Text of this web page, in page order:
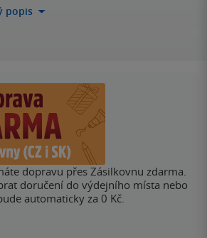
popis
dopravu přes Zásilkovnu zdarma.
doručení do výdejního místa nebo
automaticky za 0 Kč.